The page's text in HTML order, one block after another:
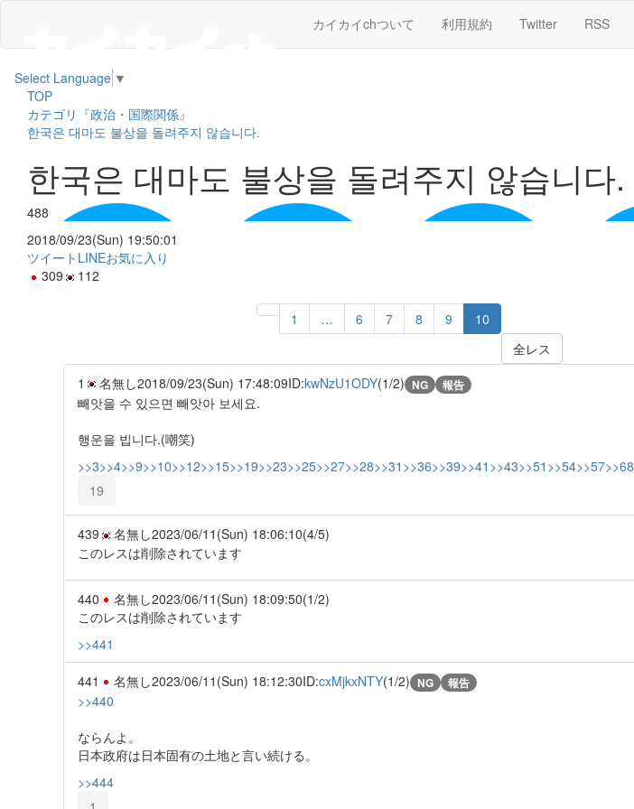
カイカイchついて 利用規約 Twitter RSS
Select Language ▼
TOP
カテゴリ『政治・国際関係』
한국은 대마도 불상을 돌려주지 않습니다.
한국은 대마도 불상을 돌려주지 않습니다.
488
2018/09/23(Sun) 19:50:01
ツイート LINEお気に入り
309
112
1 … 6 7 8 9
10
全レス
1
名無し2018/09/23(Sun) 17:48:09ID:kwNzU1ODY(1/2) NG 報告
빼앗을 수 있으면 빼앗아 보세요.
행운을 빕니다.(嘲笑)
>>3>>4>>9>>10>>12>>15>>19>>23>>25>>27>>28>>31 >>36>>39>>41 >>43>>51 >>54>>57>>68
19
439 名無し2023/06/11(Sun) 18:06:10(4/5)
このレスは削除されています
440 名無し2023/06/11(Sun) 18:09:50(1/2)
このレスは削除されています
>>441
441 名無し2023/06/11(Sun) 18:12:30ID:cxMjkxNTY(1/2) NG 報告
>>440
ならんよ。
日本政府は日本固有の土地と言い続ける。
>>444